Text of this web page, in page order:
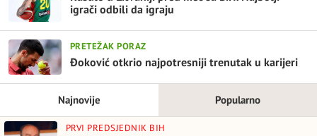
igrači odbili da igraju
PRETEŽAK PORAZ
Đoković otkrio najpotresniji trenutak u karijeri
Najnovije Popularno
PRVI PREDSJEDNIK BIH